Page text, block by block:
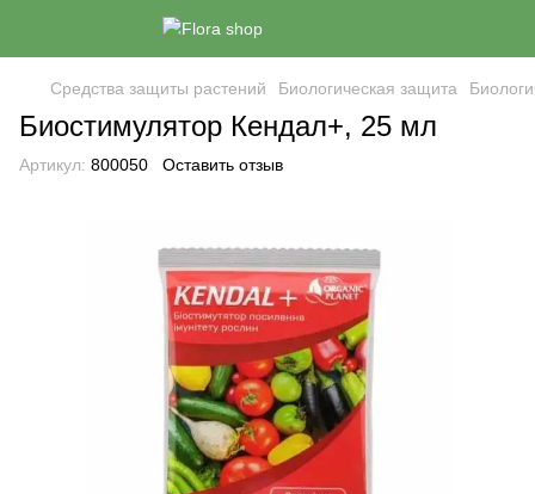
Средства защиты растений Биологическая защита
Биостимулятор Кендал+, 25 мл
Артикул: 800050 Оставить отзыв